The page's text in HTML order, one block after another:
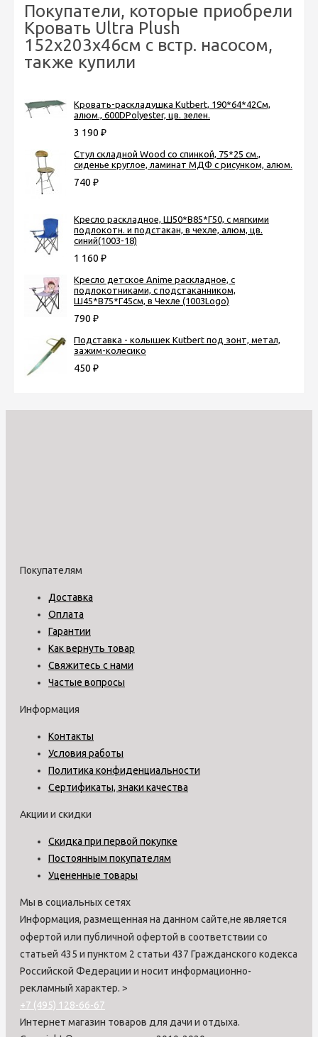
Покупатели, которые приобрели
Кровать Ultra Plush
152х203х46см с встр. насосом,
также купили
Кровать-раскладушка Kutbert, 190*64*42См,
алюм., 600DPolyester, цв. зелен.
3 190 ₽
Стул складной Wood со спинкой, 75*25 см.,
сиденье круглое, ламинат МДФ с рисунком, алюм.
740 ₽
Кресло раскладное, Ш50*В85*Г50, с мягкими
подлокотн. и подстакан, в чехле, алюм, цв.
синий(1003-18)
1 160 ₽
Кресло детское Anime раскладное, с
подлокотниками, с подстаканником,
Ш45*В75*Г45см, в Чехле (1003Logo)
790 ₽
Подставка - колышек Kutbert под зонт, метал,
зажим-колесико
450 ₽
Покупателям
Доставка
Оплата
Гарантии
Как вернуть товар
Свяжитесь с нами
Частые вопросы
Информация
Контакты
Условия работы
Политика конфиденциальности
Сертификаты, знаки качества
Акции и скидки
Скидка при первой покупке
Постоянным покупателям
Уцененные товары
Мы в социальных сетях
Информация, размещенная на данном сайте,не является
офертой или публичной офертой в соответствии со
статьей 435 и пунктом 2 статьи 437 Гражданского кодекса
Российской Федерации и носит информационно-
рекламный характер. >
+7 (495) 128-66-67
Интернет магазин товаров для дачи и отдыха.